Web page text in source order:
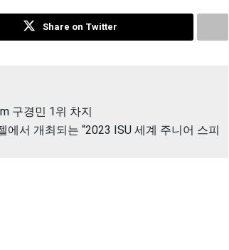
Share on Twitter
구경민 1위 차지
서 개최되는 “2023 ISU 세계 주니어 스피